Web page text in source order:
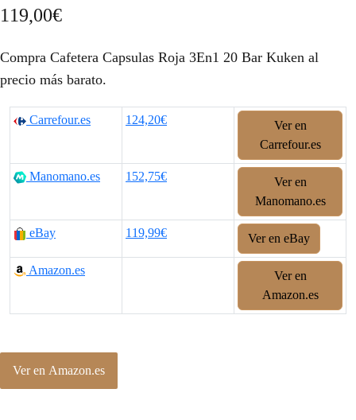
119,00€
Compra Cafetera Capsulas Roja 3En1 20 Bar Kuken al
precio más barato.
Carrefour.es 124,20€
Ver en
Carrefour.es
Manomano.es 152,75€
Ver en
Manomano.es
eBay 119,99€ Ver en eBay
Amazon.es
Ver en
Amazon.es
Ver en Amazon.es